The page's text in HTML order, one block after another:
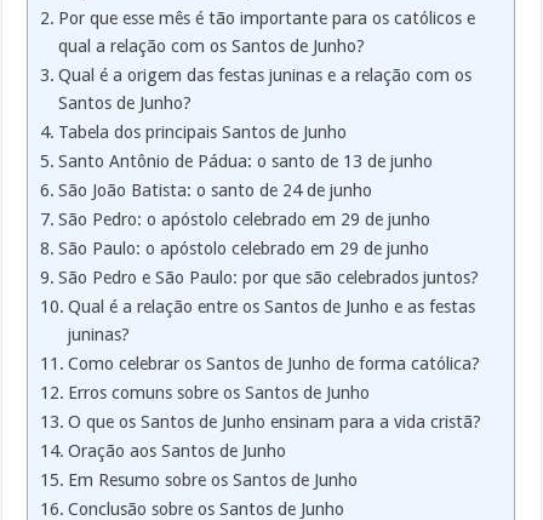
Por que esse mês é tão importante para os católicos e
qual a relação com os Santos de Junho?
Qual é a origem das festas juninas e a relação com os
Santos de Junho?
Tabela dos principais Santos de Junho
Santo Antônio de Pádua: o santo de 13 de junho
São João Batista: o santo de 24 de junho
São Pedro: o apóstolo celebrado em 29 de junho
São Paulo: o apóstolo celebrado em 29 de junho
São Pedro e São Paulo: por que são celebrados juntos?
Qual é a relação entre os Santos de Junho e as festas
juninas?
Como celebrar os Santos de Junho de forma católica?
Erros comuns sobre os Santos de Junho
O que os Santos de Junho ensinam para a vida cristã?
Oração aos Santos de Junho
Em Resumo sobre os Santos de Junho
Conclusão sobre os Santos de Junho